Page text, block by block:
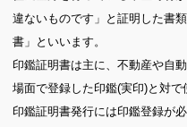
違ないものです」と証明した書
書」といいます。
印鑑証明書は主に、不動産や自
場面で登録した印鑑(実印)と対で
印鑑証明書発行には印鑑登録が